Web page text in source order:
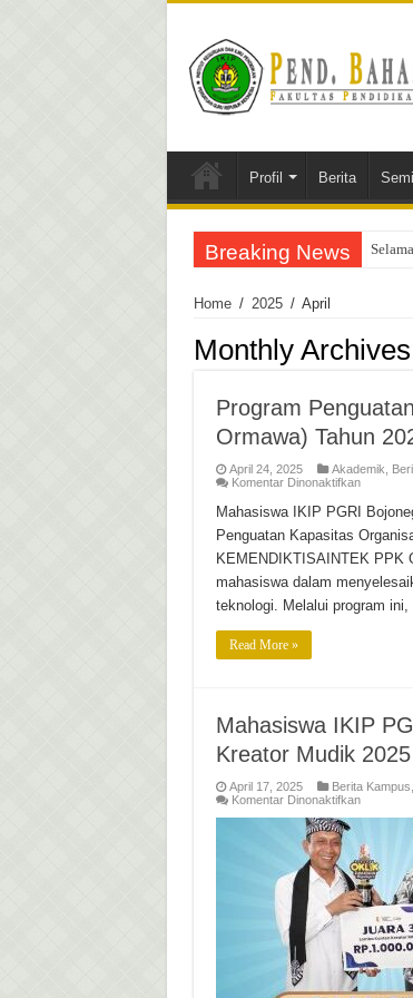
Profil Berita
Breaking News
Home / 2025 / April
Monthly
Program
Ormawa) Tahun
April 24, 2025 Akademik
Komentar Dinonaktifkanpada
Kapasitas
(PPK
Ormawa)
Tahun
2025
Siap
Mahasiswa IKIP PGRI
Penguatan Kapasitas
KEMENDIKTISAINTEK PPK
mahasiswa dalam
teknologi. Melalui program
Read More »
Mahasiswa IKIP
Kreator Mudik 2025
April 17, 2025 Berita Kampus
Komentar Dinonaktifkanpada
Bojonegoro
Raih
Juara
3
Lomba
Konten
Kreator
Mudik
2025